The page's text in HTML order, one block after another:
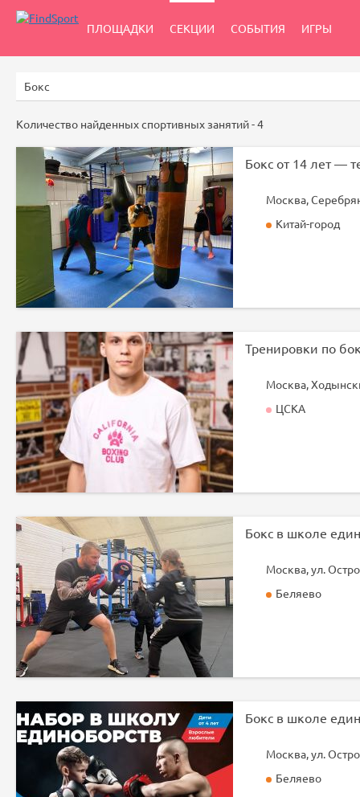
ПЛОЩАДКИ СЕКЦИИ СОБЫТИЯ ИГРЫ
Количество найденных спортивных занятий -4
Китай-город
Москва,
ЦСКА
Москва, ул.
Беляево
Москва, ул.
Беляево